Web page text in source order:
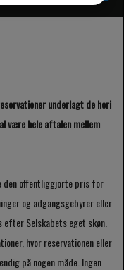
underlagt de heri
være hele aftalen mellem
den offentliggjorte pris for
og adgangsgebyrer eller
efter Selskabets eget skøn.
hvor reservationen eller
på nogen måde. Ingen